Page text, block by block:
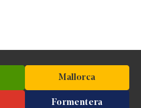
Mallorca
Formentera